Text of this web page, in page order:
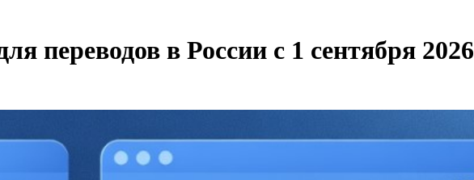
переводов в России с 1 сентября 2026